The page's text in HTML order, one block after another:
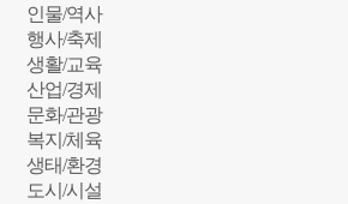
인물/역사
행사/축제
생활/교육
산업/경제
문화/관광
복지/체육
생태/환경
도시/시설